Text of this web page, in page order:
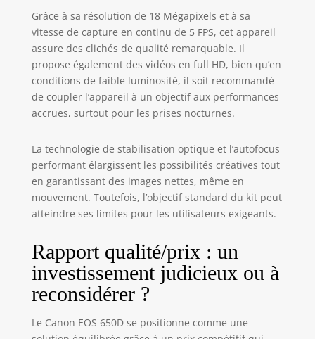
Grâce à sa résolution de 18 Mégapixels et à sa
vitesse de capture en continu de 5 FPS, cet appareil
assure des clichés de qualité remarquable. Il
propose également des vidéos en full HD, bien qu’en
conditions de faible luminosité, il soit recommandé
de coupler l’appareil à un objectif aux performances
accrues, surtout pour les prises nocturnes.
La technologie de stabilisation optique et l’autofocus
performant élargissent les possibilités créatives tout
en garantissant des images nettes, même en
mouvement. Toutefois, l’objectif standard du kit peut
atteindre ses limites pour les utilisateurs exigeants.
Rapport qualité/prix : un
investissement judicieux ou à
reconsidérer ?
Le Canon EOS 650D se positionne comme une